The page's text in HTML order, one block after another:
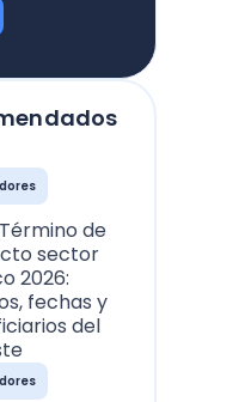
de
sector
2026:
fechas y
del